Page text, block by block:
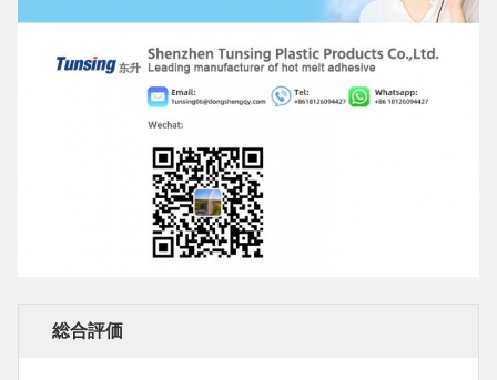
総合評価